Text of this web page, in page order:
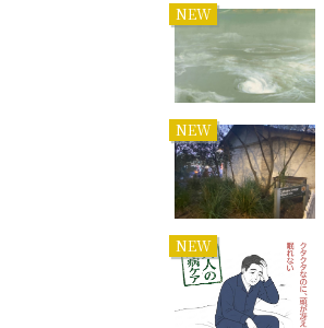
NEW
NEW
NEW